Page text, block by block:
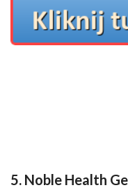
5. Noble Health